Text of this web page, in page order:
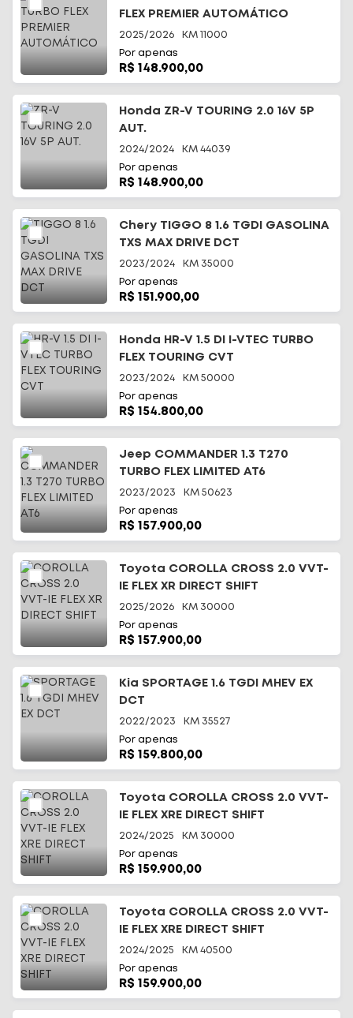
FLEX PREMIER AUTOMÁTICO
2025/2026 KM 11000
Por apenas
R$ 148.900,00
Honda ZR-V TOURING 2.0 16V 5P
AUT.
2024/2024 KM 44039
Por apenas
R$ 148.900,00
Chery TIGGO 8 1.6 TGDI GASOLINA
TXS MAX DRIVE DCT
2023/2024 KM 35000
Por apenas
R$ 151.900,00
Honda HR-V 1.5 DI I-VTEC TURBO
FLEX TOURING CVT
2023/2024 KM 50000
Por apenas
R$ 154.800,00
Jeep COMMANDER 1.3 T270
TURBO FLEX LIMITED AT6
2023/2023 KM 50623
Por apenas
R$ 157.900,00
Toyota COROLLA CROSS 2.0 VVT-
IE FLEX XR DIRECT SHIFT
2025/2026 KM 30000
Por apenas
R$ 157.900,00
Kia SPORTAGE 1.6 TGDI MHEV EX
DCT
2022/2023 KM 35527
Por apenas
R$ 159.800,00
Toyota COROLLA CROSS 2.0 VVT-
IE FLEX XRE DIRECT SHIFT
2024/2025 KM 30000
Por apenas
R$ 159.900,00
Toyota COROLLA CROSS 2.0 VVT-
IE FLEX XRE DIRECT SHIFT
2024/2025 KM 40500
Por apenas
R$ 159.900,00